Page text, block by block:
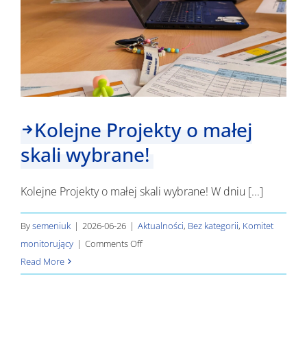
Kolejne Projekty o małej
skali wybrane!
Kolejne Projekty o małej skali wybrane! W dniu [...]
Bysemeniuk | 2026-06-26 | Aktualności, Bez kategorii, Komitet
monitorujący | Comments Offon
Projekty
Read More